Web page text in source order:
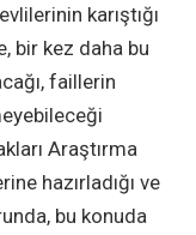
karıştığı
bir kez daha bu
faillerin
Araştırma
hazırladığı ve
bu konuda